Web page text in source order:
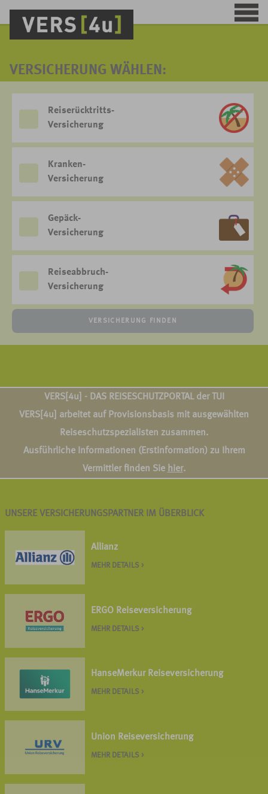
VERSICHERUNG WÄHLEN:
Reiserücktritts-
Versicherung
Kranken-
Versicherung
Gepäck-
Versicherung
Reiseabbruch-
Versicherung
VERSICHERUNG FINDEN
VERS[4u] - DAS REISESCHUTZPORTAL der TUI
VERS[4u] arbeitet auf Provisionsbasis mit ausgewählten
Reiseschutzspezialisten zusammen.
Ausführliche Informationen (Erstinformation) zu Ihrem
Vermittler finden Sie hier.
UNSERE VERSICHERUNGSPARTNER IM ÜBERBLICK
Allianz
MEHR DETAILS >
ERGO Reiseversicherung
MEHR DETAILS >
HanseMerkur Reiseversicherung
MEHR DETAILS >
Union Reiseversicherung
MEHR DETAILS >